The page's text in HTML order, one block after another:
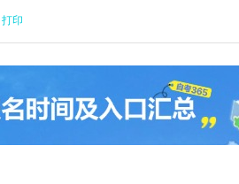
打印